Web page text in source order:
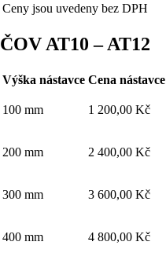
Ceny jsou uvedeny bez DPH
ČOV AT10 – AT12
Výška nástavce Cena nástavce
100 mm 1 200,00 Kč
200 mm 2 400,00 Kč
300 mm 3 600,00 Kč
400 mm 4 800,00 Kč